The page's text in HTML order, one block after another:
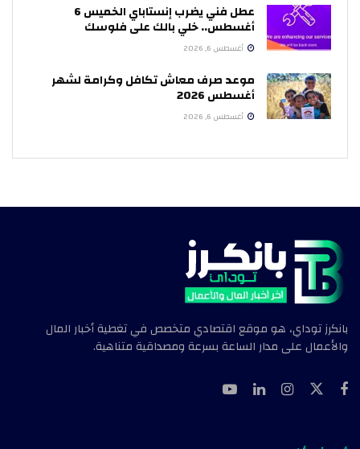
عطل فني يضرب إنستاباي الخميس 6
أغسطس.. خلي بالك على فلوسك
أغسطس 6, 2026
موعد صرف معاش تكافل وكرامة لشهر
أغسطس 2026
أغسطس 6, 2026
بانكرز توداي، هو موقع اقتصادي متخصص في تغطية أخبار المال
والأعمال على مدار الساعة بسرعة ومصداقية متناهية.